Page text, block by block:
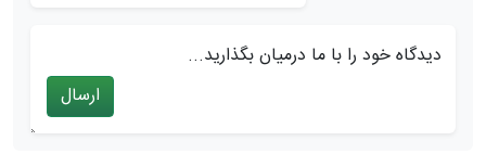
دیدگاه خود را با ما درمیان بگذارید...
ارسال